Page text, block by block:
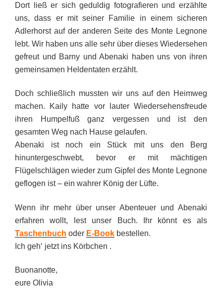
Dort ließ er sich geduldig fotografieren und erzählte
uns, dass er mit seiner Familie in einem sicheren
Adlerhorst auf der anderen Seite des Monte Legnone
lebt. Wir haben uns alle sehr über dieses Wiedersehen
gefreut und Barny und Abenaki haben uns von ihren
gemeinsamen Heldentaten erzählt.
Doch schließlich mussten wir uns auf den Heimweg
machen. Kaily hatte vor lauter Wiedersehensfreude
ihren Humpelfuß ganz vergessen und ist den
gesamten Weg nach Hause gelaufen.
Abenaki ist noch ein Stück mit uns den Berg
hinuntergeschwebt, bevor er mit mächtigen
Flügelschlägen wieder zum Gipfel des Monte Legnone
geflogen ist – ein wahrer König der Lüfte.
Wenn ihr mehr über unser Abenteuer und Abenaki
erfahren wollt, lest unser Buch. Ihr könnt es als
Taschenbuch oder E-Book bestellen.
Ich geh‘ jetzt ins Körbchen .
Buonanotte,
eure Olivia